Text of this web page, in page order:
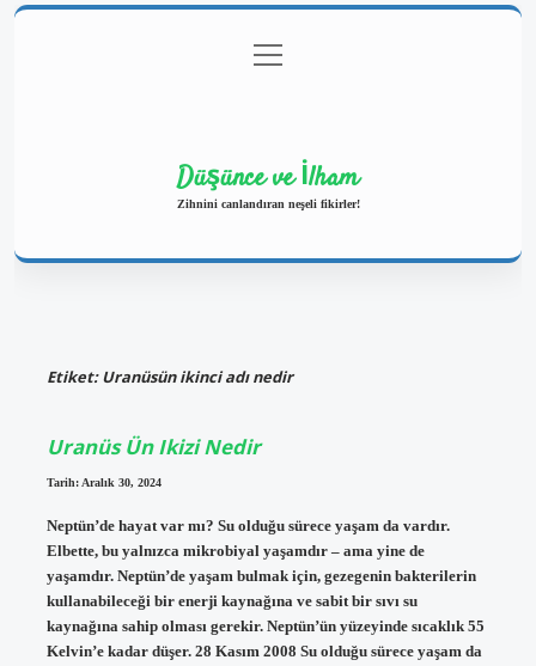
Gizlilik Politikası
menüyü
aç
Düşünce ve İlham
Zihnini canlandıran neşeli fikirler!
Etiket:Uranüsün ikinci adı nedir
Uranüs Ün Ikizi Nedir
Tarih: Aralık 30, 2024
Neptün’de hayat var mı? Su olduğu sürece yaşam da vardır.
Elbette, bu yalnızca mikrobiyal yaşamdır – ama yine de
yaşamdır. Neptün’de yaşam bulmak için, gezegenin bakterilerin
kullanabileceği bir enerji kaynağına ve sabit bir sıvı su
kaynağına sahip olması gerekir. Neptün’ün yüzeyinde sıcaklık 55
Kelvin’e kadar düşer. 28 Kasım 2008 Su olduğu sürece yaşam da